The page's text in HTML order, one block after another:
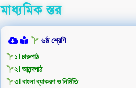
মাধ্যমিক স্তর
৬ষ্ঠ শ্রেণি
১। চারুপাঠ
২। আনন্দপাঠ
৩। বাংলা ব্যাকরণ ও নির্মিতি